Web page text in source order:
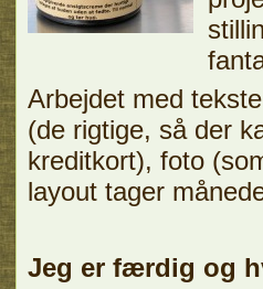
Arbejdet med
(de rigtige, så der
kreditkort), foto
layout tager
Jeg er færdig og